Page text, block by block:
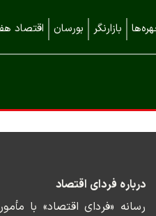
بازارنگر بورسان اقتصاد
درباره فردای اقتصاد
رسانه «فردای اقتصاد» با